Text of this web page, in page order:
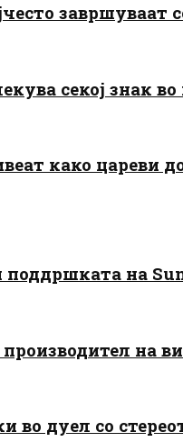
завршуваат
секој знак
како цареви
поддршката на
производител
во дуел со